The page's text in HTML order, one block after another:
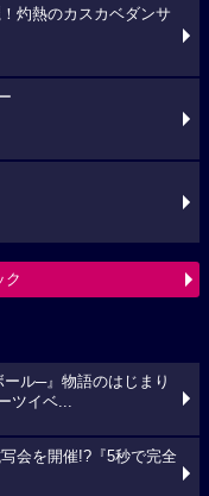
灼熱のカスカベダンサ
ク
ール─』物語のはじまり
ツイベ...
会を開催!?『5秒で完全